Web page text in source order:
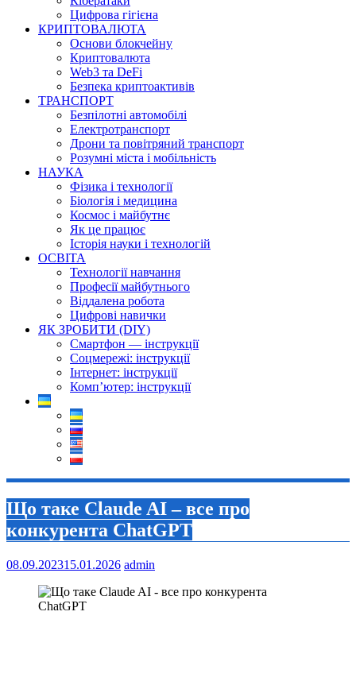
Цифрова гігієна
КРИПТОВАЛЮТА
Основи блокчейну
Криптовалюта
Web3 та DeFi
Безпека криптоактивів
ТРАНСПОРТ
Безпілотні автомобілі
Електротранспорт
Дрони та повітряний транспорт
Розумні міста і мобільність
НАУКА
Фізика і технології
Біологія і медицина
Космос і майбутнє
Як це працює
Історія науки і технологій
ОСВІТА
Технології навчання
Професії майбутнього
Віддалена робота
Цифрові навички
ЯК ЗРОБИТИ (DIY)
Смартфон — інструкції
Соцмережі: інструкції
Інтернет: інструкції
Комп’ютер: інструкції
Що таке Claude AI – все про
конкурента ChatGPT
08.09.202315.01.2026 admin